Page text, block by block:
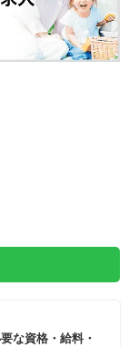
な資格・給料・